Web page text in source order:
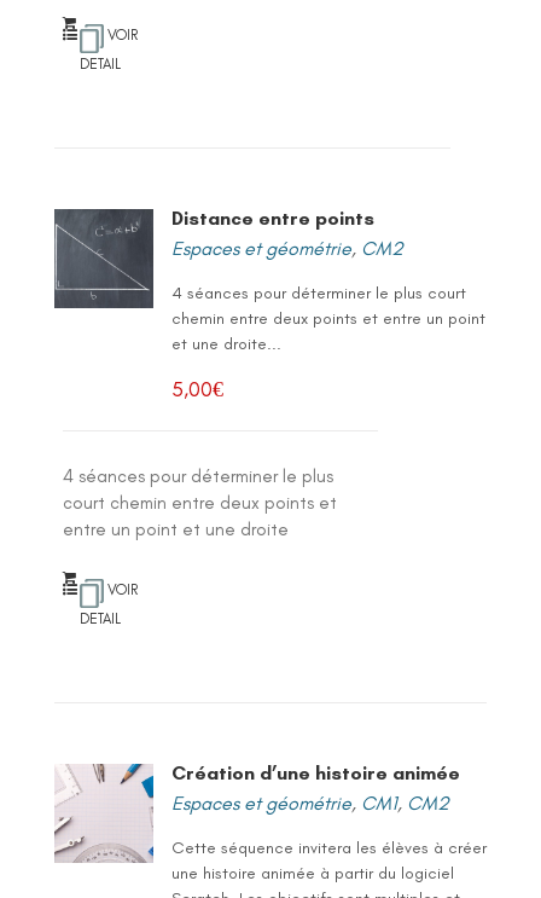
VOIR
DETAIL
Distance entre points
Espaces et géométrie, CM2
4 séances pour déterminer le plus court
chemin entre deux points et entre un point
et une droite...
5,00€
4 séances pour déterminer le plus
court chemin entre deux points et
entre un point et une droite
VOIR
DETAIL
Création d’une histoire animée
Espaces et géométrie, CM1, CM2
Cette séquence invitera les élèves à créer
une histoire animée à partir du logiciel